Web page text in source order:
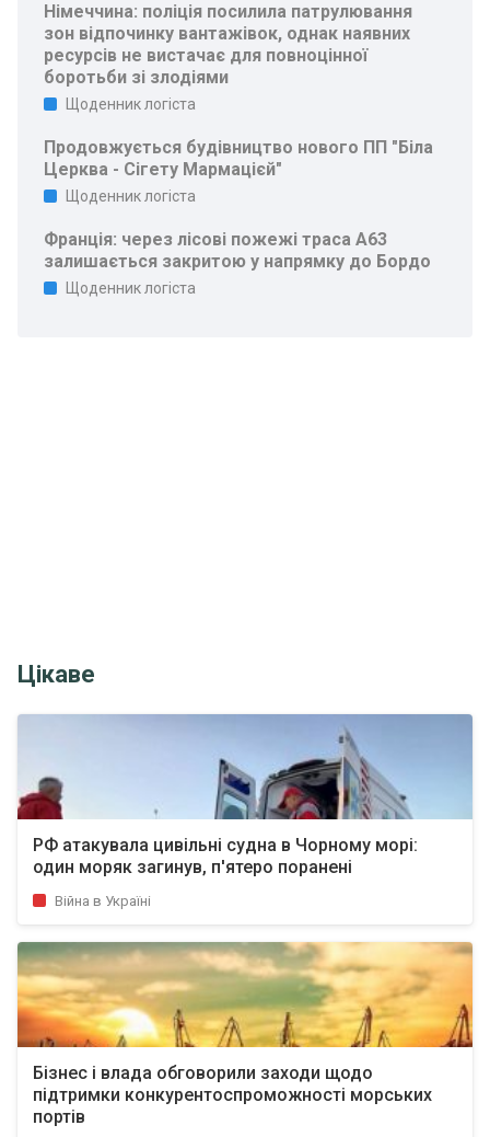
Німеччина: поліція посилила патрулювання
зон відпочинку вантажівок, однак наявних
ресурсів не вистачає для повноцінної
боротьби зі злодіями
Щоденник логіста
Продовжується будівництво нового ПП "Біла
Церква - Сігету Мармацієй"
Щоденник логіста
Франція: через лісові пожежі траса A63
залишається закритою у напрямку до Бордо
Щоденник логіста
Цікаве
РФ атакувала цивільні судна в Чорному морі:
один моряк загинув, п'ятеро поранені
Війна в Україні
Бізнес і влада обговорили заходи щодо
підтримки конкурентоспроможності морських
портів